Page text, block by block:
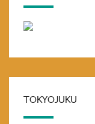
TOKYOJUKU